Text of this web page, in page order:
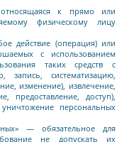
к прямо или
физическому лицу
действие (операция) или
с использованием
таких средств с
систематизацию,
изменение), извлечение,
предоставление, доступ),
персональных
— обязательное для
не допускать их